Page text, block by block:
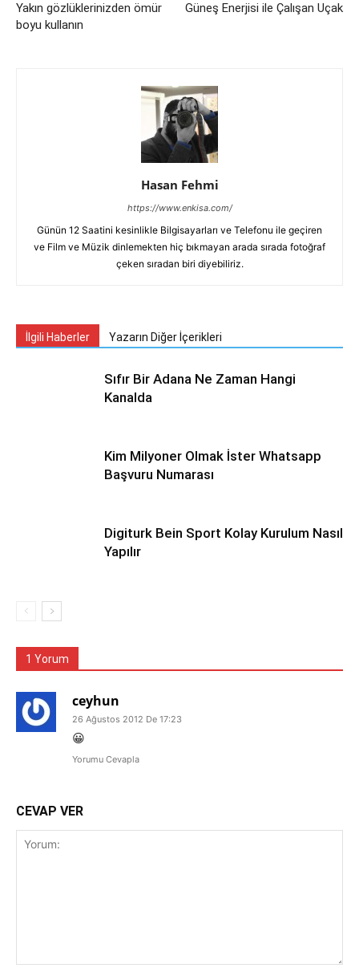
Yakın gözlüklerinizden ömür
boyu kullanın
Güneş Enerjisi ile Çalışan Uçak
Hasan Fehmi
https://www.enkisa.com/
Günün 12 Saatini kesinlikle Bilgisayarları ve Telefonu ile geçiren
ve Film ve Müzik dinlemekten hiç bıkmayan arada sırada fotoğraf
çeken sıradan biri diyebiliriz.
İlgili Haberler Yazarın Diğer İçerikleri
Sıfır Bir Adana Ne Zaman Hangi
Kanalda
Kim Milyoner Olmak İster Whatsapp
Başvuru Numarası
Digiturk Bein Sport Kolay Kurulum Nasıl
Yapılır
1 Yorum
ceyhun
26 Ağustos 2012 De 17:23
😀
Yorumu Cevapla
CEVAP VER